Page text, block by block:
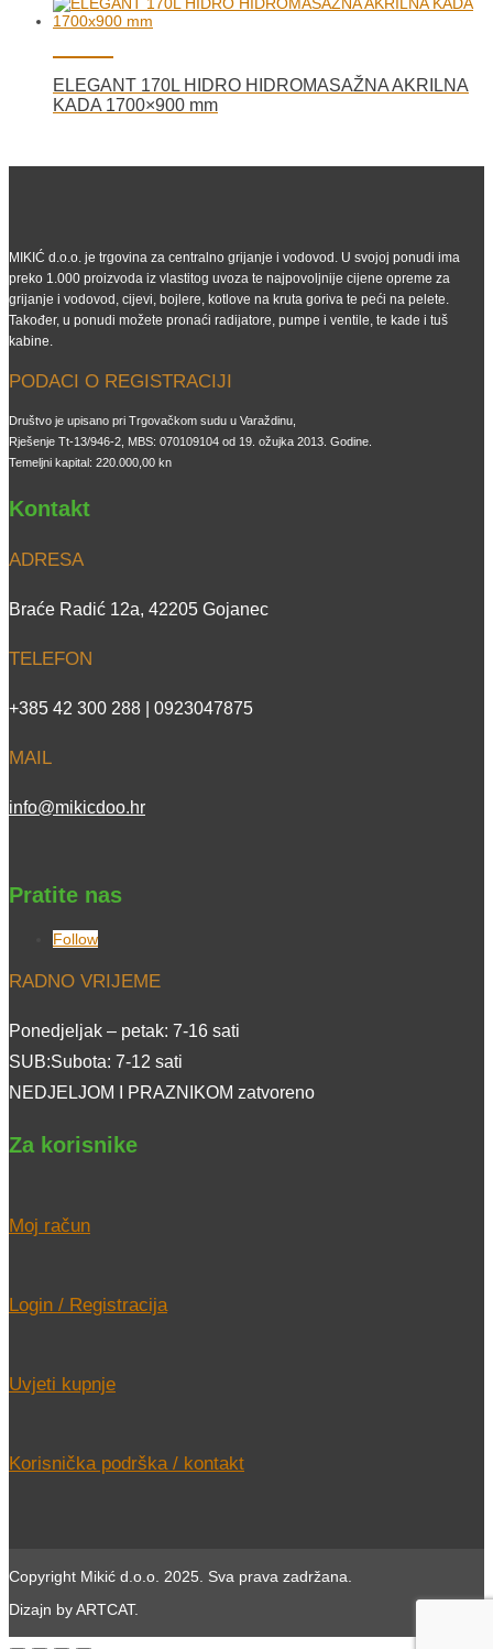
ELEGANT 170L HIDRO HIDROMASAŽNA AKRILNA
KADA 1700×900 mm
MIKIĆ d.o.o. je trgovina za centralno grijanje i vodovod. U svojoj ponudi ima
preko 1.000 proizvoda iz vlastitog uvoza te najpovoljnije cijene opreme za
grijanje i vodovod, cijevi, bojlere, kotlove na kruta goriva te peći na pelete.
Također, u ponudi možete pronaći radijatore, pumpe i ventile, te kade i tuš
kabine.
PODACI O REGISTRACIJI
Društvo je upisano pri Trgovačkom sudu u Varaždinu,
Rješenje Tt-13/946-2, MBS: 070109104 od 19. ožujka 2013. Godine.
Temeljni kapital: 220.000,00 kn
Kontakt
ADRESA
Braće Radić 12a, 42205 Gojanec
TELEFON
+385 42 300 288 | 0923047875
MAIL
info@mikicdoo.hr
Pratite nas
Follow
RADNO VRIJEME
Ponedjeljak – petak: 7-16 sati
SUB:Subota: 7-12 sati
NEDJELJOM I PRAZNIKOM zatvoreno
Za korisnike
Moj račun
Login / Registracija
Uvjeti kupnje
Korisnička podrška / kontakt
Copyright Mikić d.o.o. 2025. Sva prava zadržana.
Dizajn by ARTCAT.